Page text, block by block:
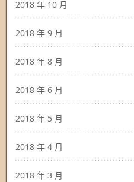
2018 年 10 月
2018 年 9 月
2018 年 8 月
2018 年 6 月
2018 年 5 月
2018 年 4 月
2018 年 3 月